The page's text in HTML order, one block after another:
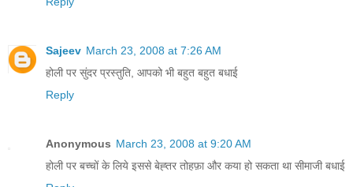
Sajeev March 23, 2008 at 7:26 AM
होली पर सुंदर प्रस्तुति, आपको भी बहुत बहुत बधाई
Reply
Anonymous March 23, 2008 at 9:20 AM
होली पर बच्चों के लिये इससे बेह्तर तोहफ़ा और कया हो सकता था सीमाजी बधाई